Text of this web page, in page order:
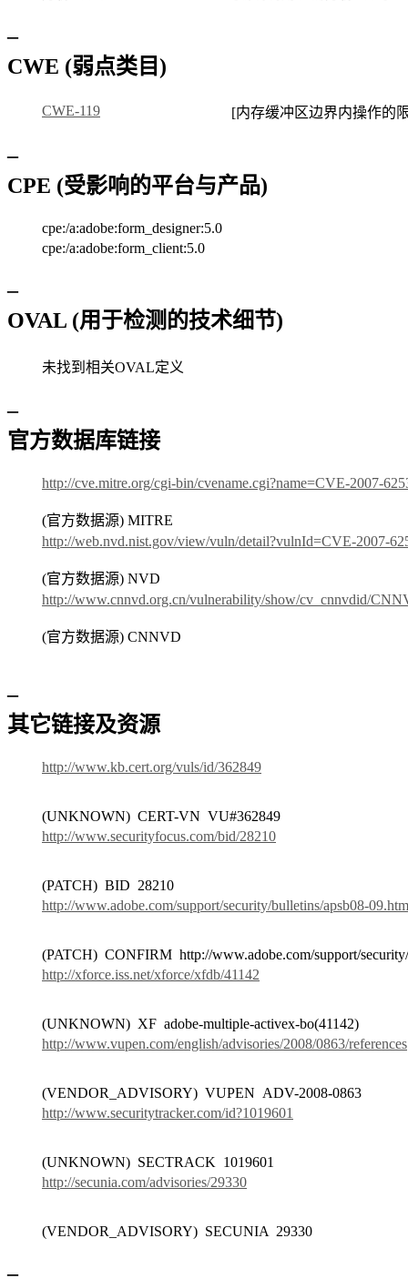
–
CWE (弱点类目)
CWE-119 [内存缓冲区边界内操作的
–
CPE (受影响的平台与产品)
cpe:/a:adobe:form_designer:5.0
cpe:/a:adobe:form_client:5.0
–
OVAL (用于检测的技术细节)
未找到相关OVAL定义
–
官方数据库链接
http://cve.mitre.org/cgi-bin/cvename.cgi?name=CVE-2007-
(官方数据源) MITRE
http://web.nvd.nist.gov/view/vuln/detail?vulnId=CVE-2007-
(官方数据源) NVD
http://www.cnnvd.org.cn/vulnerability/show/cv_cnnvdid/
(官方数据源) CNNVD
–
其它链接及资源
http://www.kb.cert.org/vuls/id/362849
(UNKNOWN) CERT-VN VU#362849
http://www.securityfocus.com/bid/28210
(PATCH) BID 28210
http://www.adobe.com/support/security/bulletins/apsb08-
(PATCH) CONFIRM http://www.adobe.com/support/
http://xforce.iss.net/xforce/xfdb/41142
(UNKNOWN) XF adobe-multiple-activex-bo(41142)
http://www.vupen.com/english/advisories/2008/0863/references
(VENDOR_ADVISORY) VUPEN ADV-2008-0863
http://www.securitytracker.com/id?1019601
(UNKNOWN) SECTRACK 1019601
http://secunia.com/advisories/29330
(VENDOR_ADVISORY) SECUNIA 29330
–